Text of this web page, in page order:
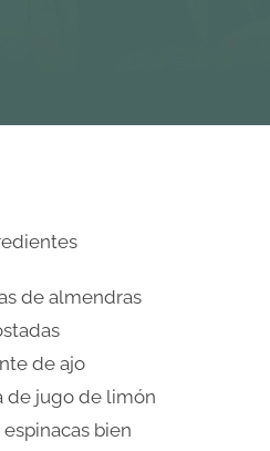
de almendras
de ajo
de jugo de limón
bien